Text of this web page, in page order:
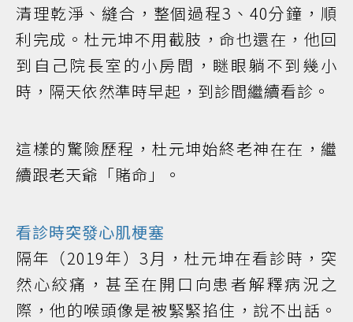
清理乾淨、縫合，整個過程3、40分鐘，順
利完成。杜元坤不用截肢，命也還在，他回
到自己院長室的小房間，瞇眼躺不到幾小
時，隔天依然準時早起，到診間繼續看診。
這樣的驚險歷程，杜元坤始終老神在在，繼
續跟老天爺「賭命」。
看診時突發心肌梗塞
隔年（2019年）3月，杜元坤在看診時，突
然心絞痛，甚至在開口向患者解釋病況之
際，他的喉頭像是被緊緊掐住，說不出話。